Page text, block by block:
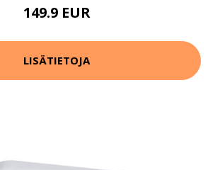
149.9 EUR
LISÄTIETOJA